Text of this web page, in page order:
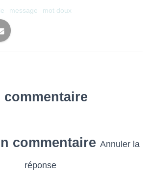
message mot doux
commentaire
commentaire Annuler la
réponse